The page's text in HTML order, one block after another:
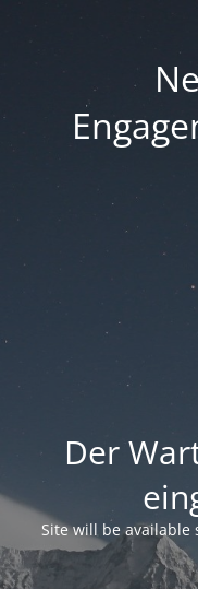
Der
Site will be available